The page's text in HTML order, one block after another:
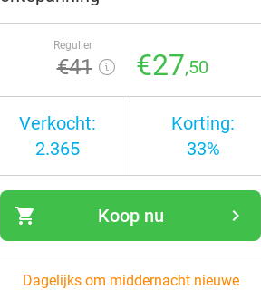
Regulier
€41 €27,50
Verkocht:
2.365
Korting:
33%
shopping_cart navigate_next
Koop nu
Dagelijks om middernacht nieuwe